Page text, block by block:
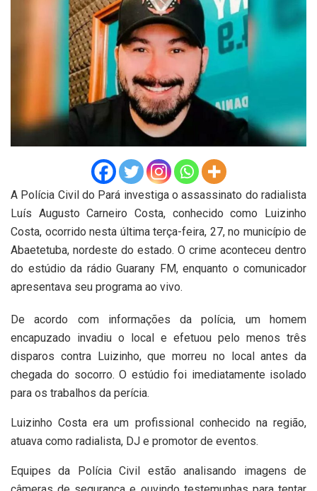
A Polícia Civil do Pará investiga o assassinato do radialista
Luís Augusto Carneiro Costa, conhecido como Luizinho
Costa, ocorrido nesta última terça-feira, 27, no município de
Abaetetuba, nordeste do estado. O crime aconteceu dentro
do estúdio da rádio Guarany FM, enquanto o comunicador
apresentava seu programa ao vivo.
De acordo com informações da polícia, um homem
encapuzado invadiu o local e efetuou pelo menos três
disparos contra Luizinho, que morreu no local antes da
chegada do socorro. O estúdio foi imediatamente isolado
para os trabalhos da perícia.
Luizinho Costa era um profissional conhecido na região,
atuava como radialista, DJ e promotor de eventos.
Equipes da Polícia Civil estão analisando imagens de